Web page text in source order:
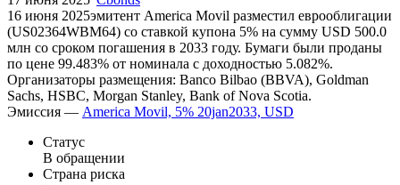
2033 году
17 июня 2025 Cbonds
16 июня 2025эмитент America Movil разместил еврооблигации
(US02364WBM64) cо ставкой купона 5% на сумму USD 500.0
млн со сроком погашения в 2033 году. Бумаги были проданы
Организаторы размещения: Banco Bilbao (BBVA), Goldman
Sachs, HSBC, Morgan Stanley, Bank of Nova Scotia.
Эмиссия —America Movil, 5% 20jan2033, USD